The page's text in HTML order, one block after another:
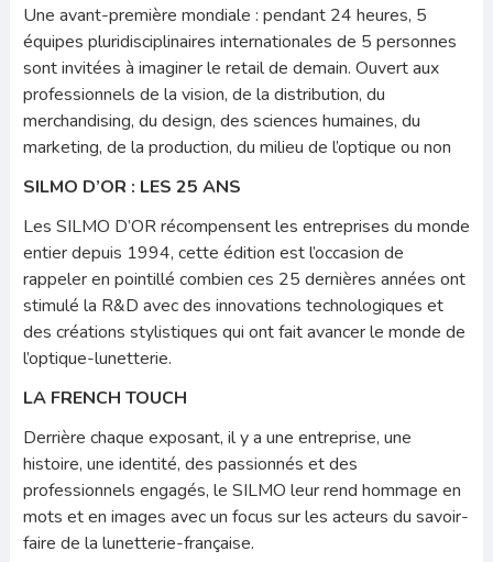
Une avant-première mondiale : pendant 24 heures, 5
équipes pluridisciplinaires internationales de 5 personnes
sont invi­tées à imaginer le retail de demain. Ouvert aux
professionnels de la vision, de la distribution, du
merchandising, du design, des sciences humaines, du
marketing, de la production, du milieu de l’optique ou non
SILMO D’OR : LES 25 ANS
Les SILMO D’OR récompensent les entreprises du monde
entier depuis 1994, cette édition est l’occasion de
rappeler en pointillé combien ces 25 dernières années ont
stimulé la R&D avec des innovations technologiques et
des créations sty­listiques qui ont fait avancer le monde de
l’optique-lunetterie.
LA FRENCH TOUCH
Derrière chaque exposant, il y a une entreprise, une
histoire, une identité, des passionnés et des
professionnels engagés, le SILMO leur rend hommage en
mots et en images avec un focus sur les acteurs du savoir-
faire de la lunetterie-française.